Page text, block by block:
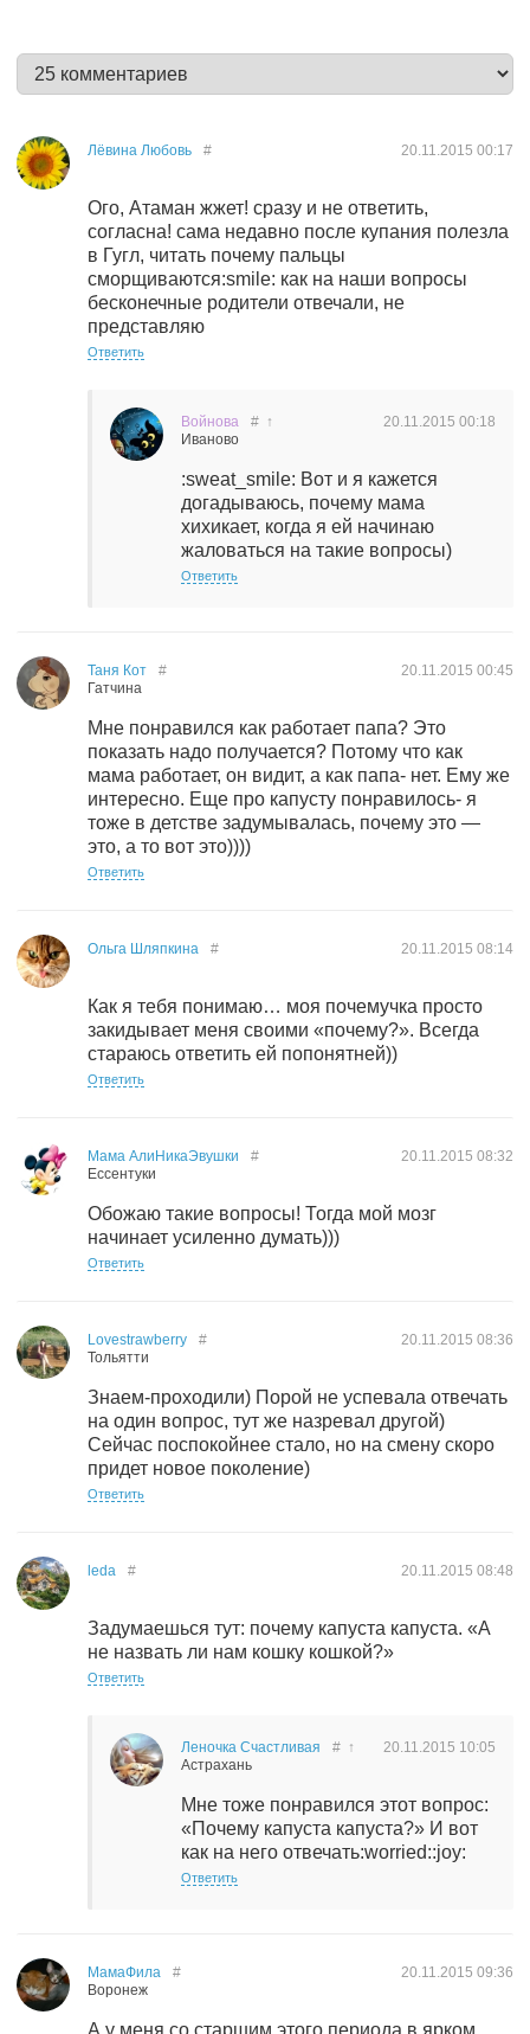
Лёвина Любовь 20.11.2015 00:17
#
Ого, Атаман жжет! сразу и не ответить,
согласна! сама недавно после купания полезла
в Гугл, читать почему пальцы
сморщиваются:smile: как на наши вопросы
бесконечные родители отвечали, не
представляю
Ответить
Войнова
Иваново
20.11.2015 00:18
# ↑
:sweat_smile: Вот и я кажется
догадываюсь, почему мама
хихикает, когда я ей начинаю
жаловаться на такие вопросы)
Ответить
Таня Кот
Гатчина
20.11.2015 00:45
#
Мне понравился как работает папа? Это
показать надо получается? Потому что как
мама работает, он видит, а как папа- нет. Ему же
интересно. Еще про капусту понравилось- я
тоже в детстве задумывалась, почему это —
это, а то вот это))))
Ответить
Ольга Шляпкина 20.11.2015 08:14
#
Как я тебя понимаю… моя почемучка просто
закидывает меня своими «почему?». Всегда
стараюсь ответить ей попонятней))
Ответить
Мама АлиНикаЭвушки
Ессентуки
20.11.2015 08:32
#
Обожаю такие вопросы! Тогда мой мозг
начинает усиленно думать)))
Ответить
Lovestrawberry
Тольятти
20.11.2015 08:36
#
Знаем-проходили) Порой не успевала отвечать
на один вопрос, тут же назревал другой)
Сейчас поспокойнее стало, но на смену скоро
придет новое поколение)
Ответить
leda 20.11.2015 08:48
#
Задумаешься тут: почему капуста капуста. «А
не назвать ли нам кошку кошкой?»
Ответить
Леночка Счастливая
Астрахань
20.11.2015 10:05
# ↑
Мне тоже понравился этот вопрос:
«Почему капуста капуста?» И вот
как на него отвечать:worried::joy:
Ответить
МамаФила
Воронеж
20.11.2015 09:36
#
А у меня со старшим этого периода в ярком